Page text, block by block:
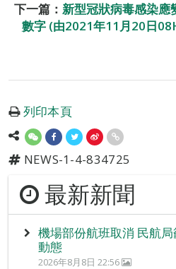
下一篇： 新型冠狀病毒感染應
數字 (由2021年11月20日
列印本頁
NEWS-1-4-834725
最新新聞
機場部份航班取消 民航
動態
2026年8月8日 22:56